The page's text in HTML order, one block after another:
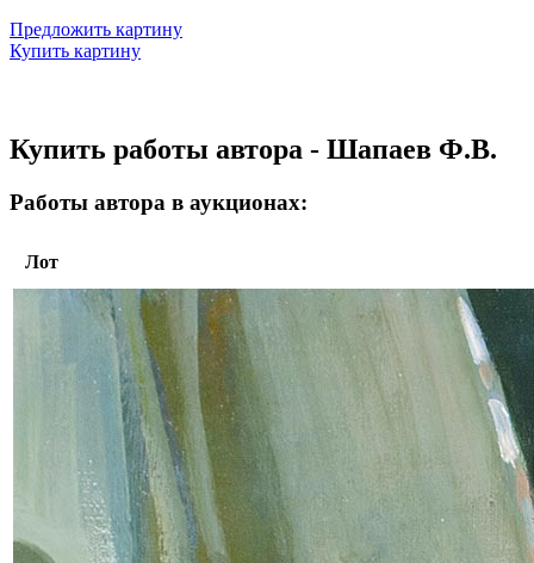
Предложить картину
Купить картину
Купить работы автора - Шапаев Ф.В.
Работы автора в аукционах:
Лот